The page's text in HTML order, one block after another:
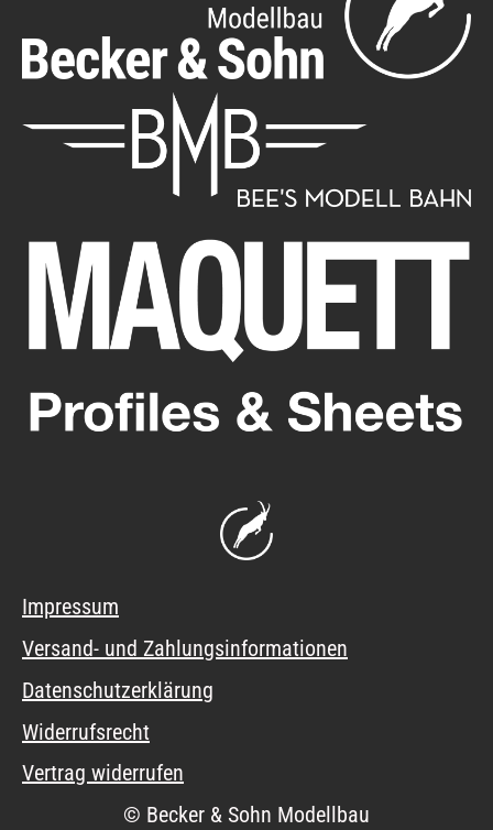
Impressum
Versand- und Zahlungsinformationen
Datenschutzerklärung
Widerrufsrecht
Vertrag widerrufen
© Becker & Sohn Modellbau